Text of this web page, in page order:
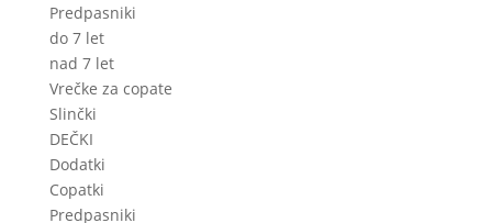
Predpasniki
do 7 let
nad 7 let
Vrečke za copate
Slinčki
DEČKI
Dodatki
Copatki
Predpasniki